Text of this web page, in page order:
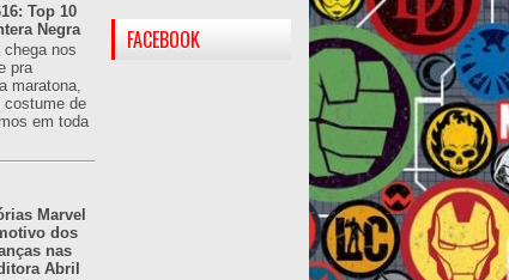
Top 10
Negra
chega nos
pra
maratona,
costume de
em toda
Marvel
dos
nas
Abril
FACEBOOK